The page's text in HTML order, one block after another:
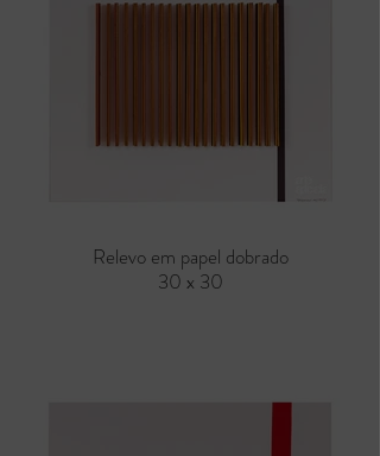
Relevo em papel dobrado
30 x 30